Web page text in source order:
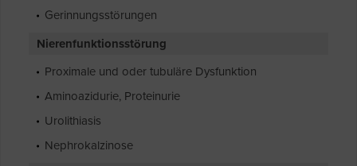
Gerinnungsstörungen
Nierenfunktionsstörung
Proximale und oder tubuläre Dysfunktion
Aminoazidurie, Proteinurie
Urolithiasis
Nephrokalzinose